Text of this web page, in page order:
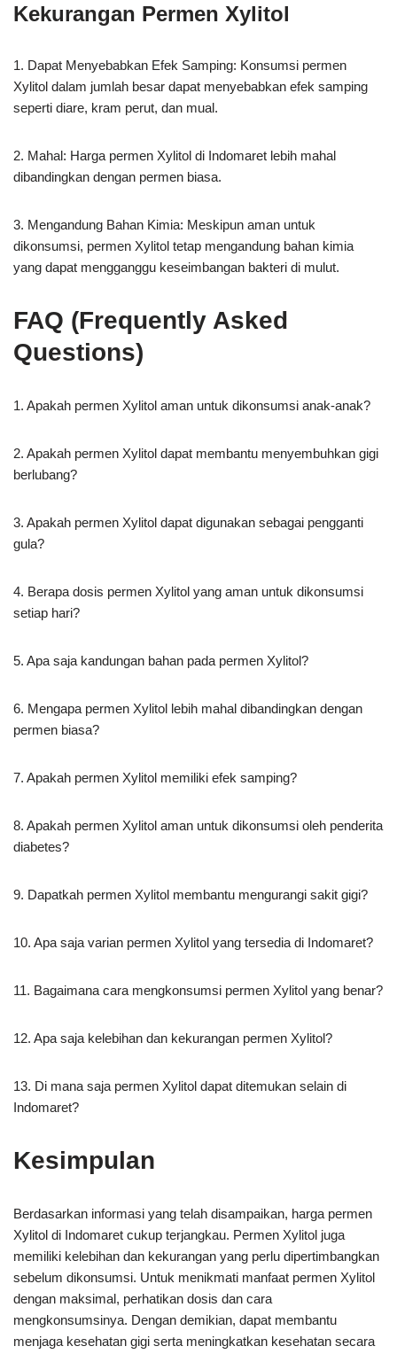
Kekurangan Permen Xylitol
1. Dapat Menyebabkan Efek Samping: Konsumsi permen
Xylitol dalam jumlah besar dapat menyebabkan efek samping
seperti diare, kram perut, dan mual.
2. Mahal: Harga permen Xylitol di Indomaret lebih mahal
dibandingkan dengan permen biasa.
3. Mengandung Bahan Kimia: Meskipun aman untuk
dikonsumsi, permen Xylitol tetap mengandung bahan kimia
yang dapat mengganggu keseimbangan bakteri di mulut.
FAQ (Frequently Asked
Questions)
1. Apakah permen Xylitol aman untuk dikonsumsi anak-anak?
2. Apakah permen Xylitol dapat membantu menyembuhkan gigi
berlubang?
3. Apakah permen Xylitol dapat digunakan sebagai pengganti
gula?
4. Berapa dosis permen Xylitol yang aman untuk dikonsumsi
setiap hari?
5. Apa saja kandungan bahan pada permen Xylitol?
6. Mengapa permen Xylitol lebih mahal dibandingkan dengan
permen biasa?
7. Apakah permen Xylitol memiliki efek samping?
8. Apakah permen Xylitol aman untuk dikonsumsi oleh penderita
diabetes?
9. Dapatkah permen Xylitol membantu mengurangi sakit gigi?
10. Apa saja varian permen Xylitol yang tersedia di Indomaret?
11. Bagaimana cara mengkonsumsi permen Xylitol yang benar?
12. Apa saja kelebihan dan kekurangan permen Xylitol?
13. Di mana saja permen Xylitol dapat ditemukan selain di
Indomaret?
Kesimpulan
Berdasarkan informasi yang telah disampaikan, harga permen
Xylitol di Indomaret cukup terjangkau. Permen Xylitol juga
memiliki kelebihan dan kekurangan yang perlu dipertimbangkan
sebelum dikonsumsi. Untuk menikmati manfaat permen Xylitol
dengan maksimal, perhatikan dosis dan cara
mengkonsumsinya. Dengan demikian, dapat membantu
menjaga kesehatan gigi serta meningkatkan kesehatan secara